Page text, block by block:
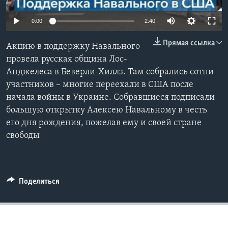
Learning English
СОЦИАЛЬНЫЕ СЕТИ
Языки
0:00 2:40
Прямая ссылка
Акцию в поддержку Навального
провела русская община Лос-
Анджелеса в Беверли-Хиллз. Там собрались сотни
участников – многие переехали в США после
начала войны в Украине. Собравшиеся подписали
большую открытку Алексею Навальному в честь
его дня рождения, пожелав ему и своей стране
свободы
Поделиться